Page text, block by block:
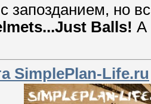
запозданием, но
Balls! А
SimplePlan-Life.ru